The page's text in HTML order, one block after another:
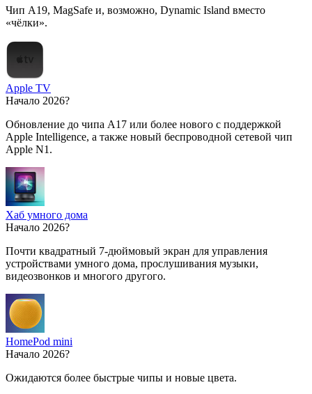
Чип A19, MagSafe и, возможно, Dynamic Island вместо
«чёлки».
Apple TV
Начало 2026?
Обновление до чипа A17 или более нового с поддержкой
Apple Intelligence, а также новый беспроводной сетевой чип
Apple N1.
Хаб умного дома
Начало 2026?
Почти квадратный 7-дюймовый экран для управления
устройствами умного дома, прослушивания музыки,
видеозвонков и многого другого.
HomePod mini
Начало 2026?
Ожидаются более быстрые чипы и новые цвета.